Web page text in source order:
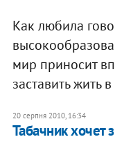
Как любила
мир приносит
заставить жить
20 серпня 2010, 16:34
Табачник хочет